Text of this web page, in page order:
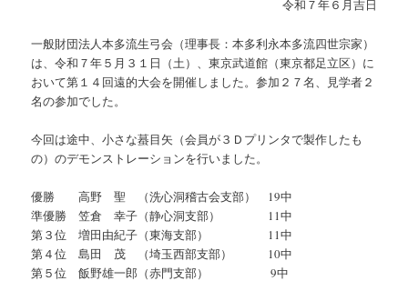
ツ
へ
移
へ
移
動
令和７年６月吉日
一般財団法人本多流生弓会（理事長：本多利永本多流四世宗家）
は、令和７年５月３１日（土）、東京武道館（東京都足立区）に
おいて第１４回遠的大会を開催しました。参加２７名、見学者２
名の参加でした。
今回は途中、小さな蟇目矢（会員が３Ｄプリンタで製作したも
の）のデモンストレーションを行いました。
優勝 高野 聖 （洗心洞稽古会支部） 19中
準優勝 笠倉 幸子（静心洞支部） 11中
第３位 増田由紀子（東海支部） 11中
第４位 島田 茂 （埼玉西部支部） 10中
第５位 飯野雄一郎（赤門支部） 9中